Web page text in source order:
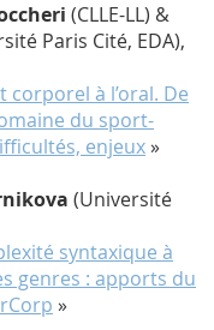
(CLLE-LL) &
Paris Cité, EDA),
à l’oral. De
du sport-
enjeux»
(Université
syntaxique à
genres : apports du
»